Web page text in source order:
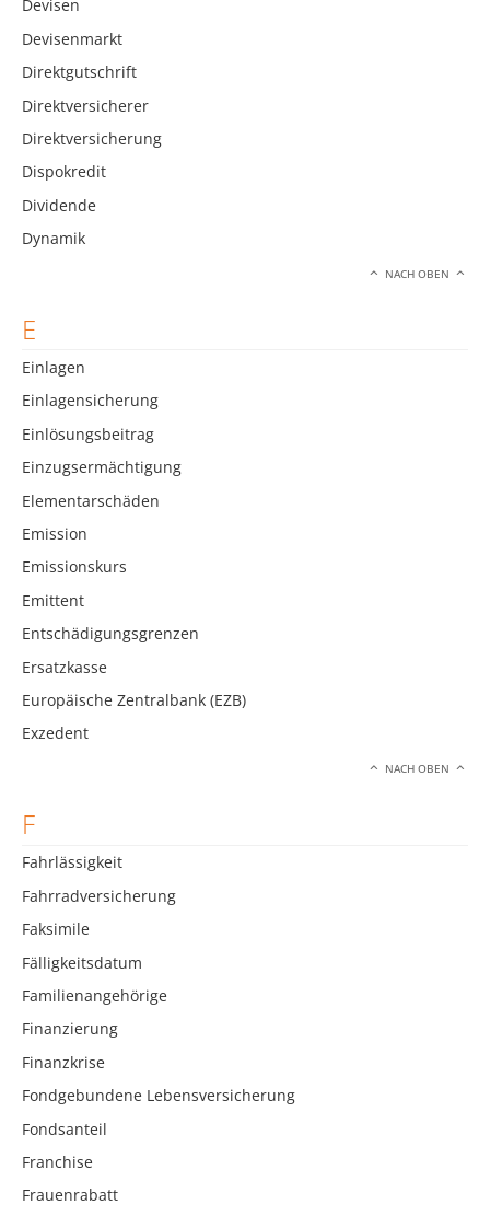
Devisen
Devisenmarkt
Direktgutschrift
Direktversicherer
Direktversicherung
Dispokredit
Dividende
Dynamik
NACH OBEN
E
Einlagen
Einlagensicherung
Einlösungsbeitrag
Einzugsermächtigung
Elementarschäden
Emission
Emissionskurs
Emittent
Entschädigungsgrenzen
Ersatzkasse
Europäische Zentralbank (EZB)
Exzedent
NACH OBEN
F
Fahrlässigkeit
Fahrradversicherung
Faksimile
Fälligkeitsdatum
Familienangehörige
Finanzierung
Finanzkrise
Fondgebundene Lebensversicherung
Fondsanteil
Franchise
Frauenrabatt